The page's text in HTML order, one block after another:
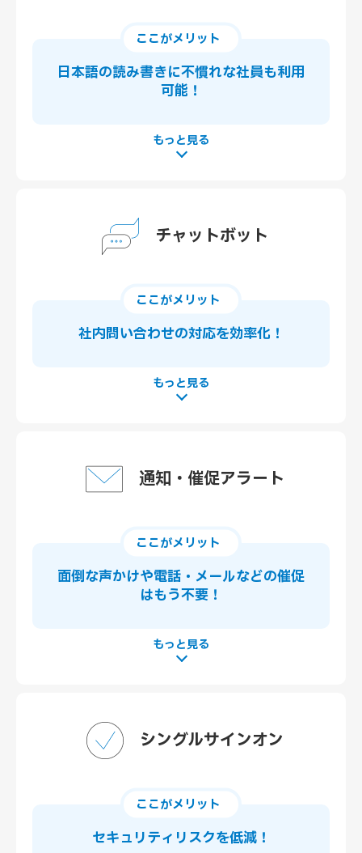
ここがメリット
日本語の読み書きに不慣れな社員も利用
可能！
チャットボット
ここがメリット
社内問い合わせの対応を効率化！
通知・催促アラート
ここがメリット
面倒な声かけや電話・メールなどの催促
はもう不要！
シングルサインオン
ここがメリット
セキュリティリスクを低減！